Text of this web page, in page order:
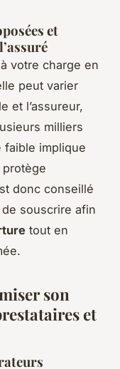
et
votre charge en
peut varier
et l’assureur,
milliers
faible implique
donc conseillé
souscrire afin
tout en
son
et